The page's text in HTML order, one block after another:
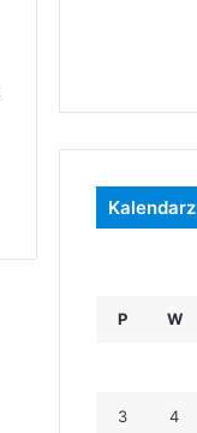
Kalendarz
P W
3 4